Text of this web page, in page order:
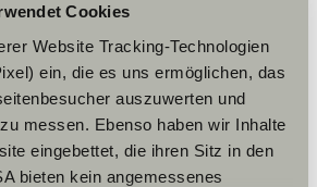
Cookies
Website Tracking-Technologien
ein, die es uns ermöglichen, das
auszuwerten und
messen. Ebenso haben wir Inhalte
eingebettet, die ihren Sitz in den
bieten kein angemessenes
marketingowe pliki
aby zobaczyć treści.
plików cookie